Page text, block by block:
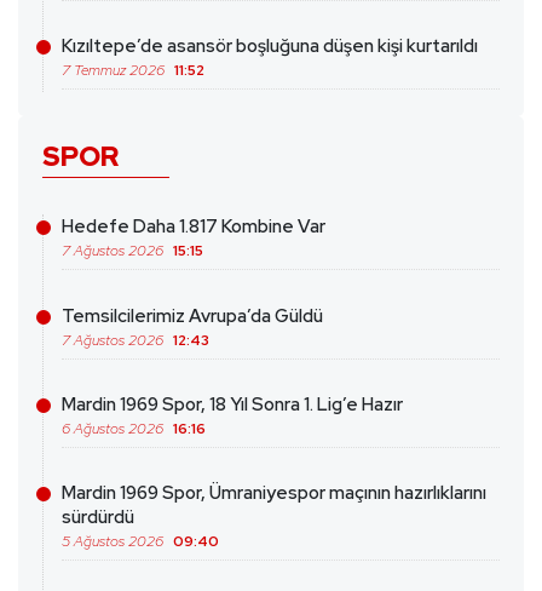
Kızıltepe’de asansör boşluğuna düşen kişi kurtarıldı
7 Temmuz 2026 11:52
SPOR
Hedefe Daha 1.817 Kombine Var
7 Ağustos 2026 15:15
Temsilcilerimiz Avrupa’da Güldü
7 Ağustos 2026 12:43
Mardin 1969 Spor, 18 Yıl Sonra 1. Lig’e Hazır
6 Ağustos 2026 16:16
Mardin 1969 Spor, Ümraniyespor maçının hazırlıklarını
sürdürdü
5 Ağustos 2026 09:40